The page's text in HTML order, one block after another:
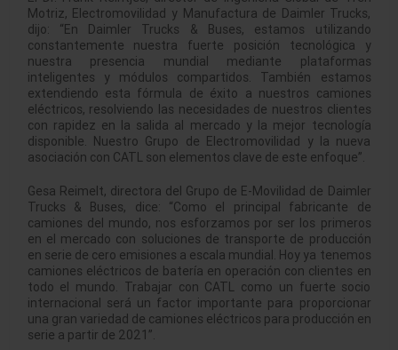
Motriz, Electromovilidad y Manufactura de Daimler Trucks,
dijo: “En Daimler Trucks & Buses, estamos utilizando
constantemente nuestra fuerte posición tecnológica y
nuestra presencia mundial mediante plataformas
inteligentes y módulos compartidos. También estamos
extendiendo esta fórmula de éxito a nuestros camiones
eléctricos, resolviendo las necesidades de nuestros clientes
con rapidez en la salida al mercado y la mejor tecnología
disponible. Nuestro Grupo de Electromovilidad y la nueva
asociación con CATL son elementos clave de este enfoque”.
Gesa Reimelt, directora del Grupo de E-Movilidad de Daimler
Trucks & Buses, dice: “Como el principal fabricante de
camiones del mundo, nos esforzamos por ser los primeros
en el mercado con soluciones de transporte de producción
en serie de cero emisiones a escala mundial. Hoy ya tenemos
camiones eléctricos de batería en operación con clientes en
todo el mundo. Trabajar con CATL como un fuerte socio
internacional será un factor importante para proporcionar
una gran variedad de camiones eléctricos para producción en
serie a partir de 2021”.